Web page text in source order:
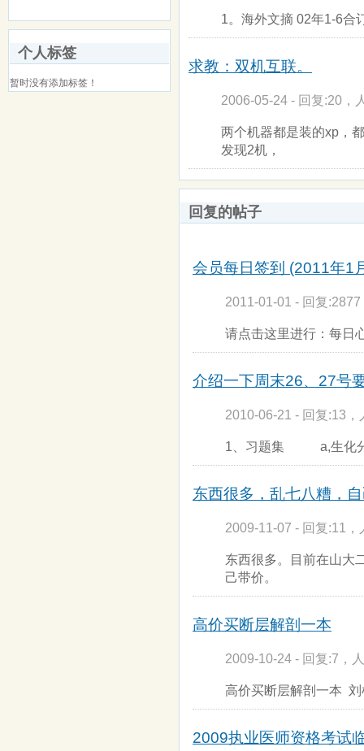
个人标签
暂时没有添加标签！
1。海外文摘 02年1-6
求教：双机互联。
2006-05-24 - 回复:20，
两个机器都是装的xp，
发现2机，
回复的帖子
会员每日签到 (2011年1
2011-01-01 - 回复
请点击这里进行：每日
介绍一下周末26、27号
2010-06-21 - 回复:13
1、习题集 a,生化分
东西很多，乱七八糟，
2009-11-07 - 回复:11
东西很多。目前在山大
己带价。
高价买断层解剖一本
2009-10-24 - 回复:7，
高价买断层解剖一本
2009执业医师资格考试